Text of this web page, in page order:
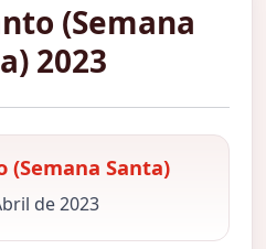
(Semana
2023
(Semana Santa)
de 2023